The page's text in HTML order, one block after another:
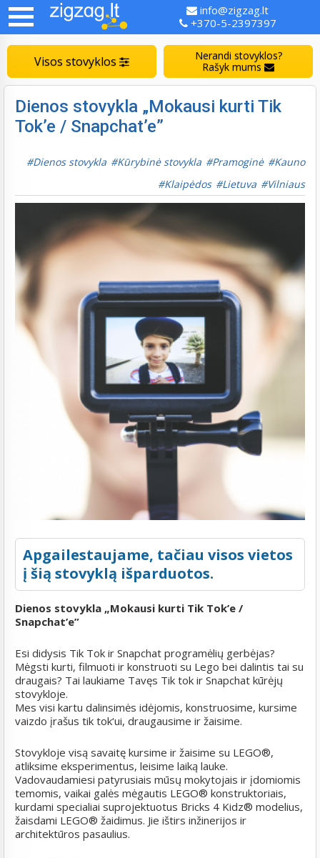
info@zigzag.lt
+370-5-2397397
Visos stovyklos
Nerandi stovyklos?
Rašyk mums
Dienos stovykla „Mokausi kurti Tik
Tok’e / Snapchat’e”
Dienos stovykla Kūrybinė stovykla Pramoginė
Kauno
Klaipėdos
Lietuva Vilniaus
Apgailestaujame, tačiau visos vietos
į šią stovyklą išparduotos.
Dienos stovykla „Mokausi kurti Tik Tok’e /
Snapchat’e”
Esi didysis Tik Tok ir Snapchat programėlių gerbėjas?
Mėgsti kurti, filmuoti ir konstruoti su Lego bei dalintis tai su
draugais? Tai laukiame Tavęs Tik tok ir Snapchat kūrėjų
stovykloje.
Mes visi kartu dalinsimės idėjomis, konstruosime, kursime
vaizdo įrašus tik tok‘ui, draugausime ir žaisime.
Stovykloje visą savaitę kursime ir žaisime su LEGO®,
atliksime eksperimentus, leisime laiką lauke.
Vadovaudamiesi patyrusiais mūsų mokytojais ir įdomiomis
temomis, vaikai galės mėgautis LEGO® konstruktoriais,
kurdami specialiai suprojektuotus Bricks 4 Kidz® modelius,
žaisdami LEGO® žaidimus. Jie ištirs inžinerijos ir
architektūros pasaulius.